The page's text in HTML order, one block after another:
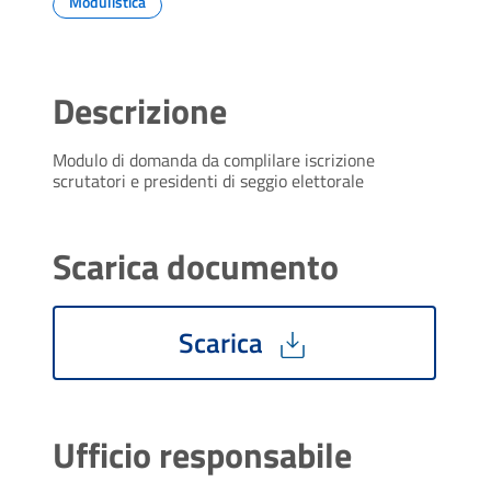
Descrizione
Modulo di domanda da complilare iscrizione
scrutatori e presidenti di seggio elettorale
Scarica documento
Scarica
Ufficio responsabile